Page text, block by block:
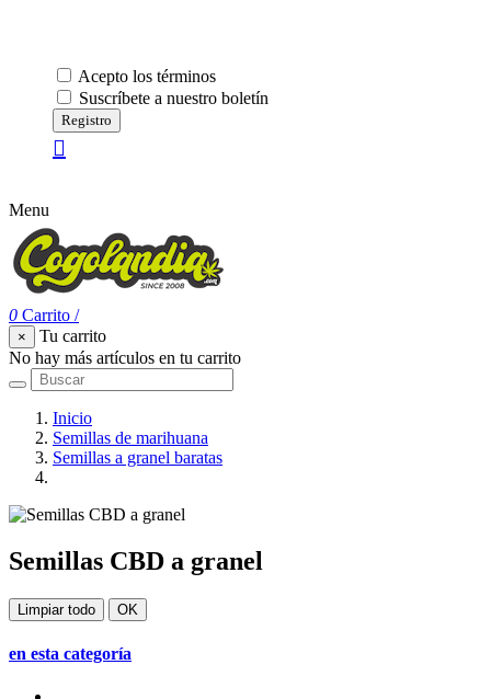
Acepto los términos
Suscríbete a nuestro boletín
Registro
Menu
0 Carrito /
×
Tu carrito
No hay más artículos en tu carrito
Inicio
Semillas de marihuana
Semillas a granel baratas
Semillas CBD a granel
Limpiar todo OK
en esta categoría